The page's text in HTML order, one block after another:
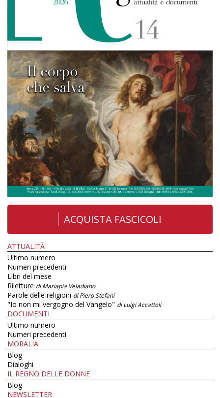
ACQUISTA FASCICOLI
ATTUALITÀ
Ultimo numero
Numeri precedenti
Libri del mese
Riletture di Mariapia Veladiano
Parole delle religioni di Piero Stefani
"Io non mi vergogno del Vangelo" di Luigi Accattoli
DOCUMENTI
Ultimo numero
Numeri precedenti
MORALIA
Blog
Dialoghi
IL REGNO DELLE DONNE
Blog
NEWSLETTER